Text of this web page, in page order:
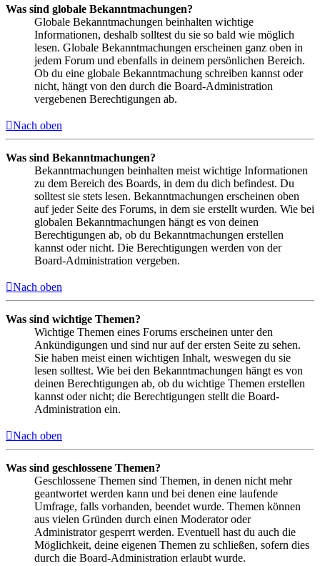
Was sind globale Bekanntmachungen?
Globale Bekanntmachungen beinhalten wichtige
Informationen, deshalb solltest du sie so bald wie möglich
lesen. Globale Bekanntmachungen erscheinen ganz oben in
jedem Forum und ebenfalls in deinem persönlichen Bereich.
Ob du eine globale Bekanntmachung schreiben kannst oder
nicht, hängt von den durch die Board-Administration
vergebenen Berechtigungen ab.
Nach oben
Was sind Bekanntmachungen?
Bekanntmachungen beinhalten meist wichtige Informationen
zu dem Bereich des Boards, in dem du dich befindest. Du
solltest sie stets lesen. Bekanntmachungen erscheinen oben
auf jeder Seite des Forums, in dem sie erstellt wurden. Wie bei
globalen Bekanntmachungen hängt es von deinen
Berechtigungen ab, ob du Bekanntmachungen erstellen
kannst oder nicht. Die Berechtigungen werden von der
Board-Administration vergeben.
Nach oben
Was sind wichtige Themen?
Wichtige Themen eines Forums erscheinen unter den
Ankündigungen und sind nur auf der ersten Seite zu sehen.
Sie haben meist einen wichtigen Inhalt, weswegen du sie
lesen solltest. Wie bei den Bekanntmachungen hängt es von
deinen Berechtigungen ab, ob du wichtige Themen erstellen
kannst oder nicht; die Berechtigungen stellt die Board-
Administration ein.
Nach oben
Was sind geschlossene Themen?
Geschlossene Themen sind Themen, in denen nicht mehr
geantwortet werden kann und bei denen eine laufende
Umfrage, falls vorhanden, beendet wurde. Themen können
aus vielen Gründen durch einen Moderator oder
Administrator gesperrt werden. Eventuell hast du auch die
Möglichkeit, deine eigenen Themen zu schließen, sofern dies
durch die Board-Administration erlaubt wurde.